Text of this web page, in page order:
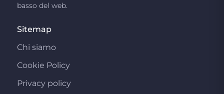
basso del web.
Sitemap
Chi siamo
Cookie Policy
Privacy policy